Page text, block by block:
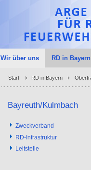
Wir über uns RD in Bayern
Start RD in Bayern
Bayreuth/Kulmbach
Zweckverband
RD-Infrastruktur
Leitstelle